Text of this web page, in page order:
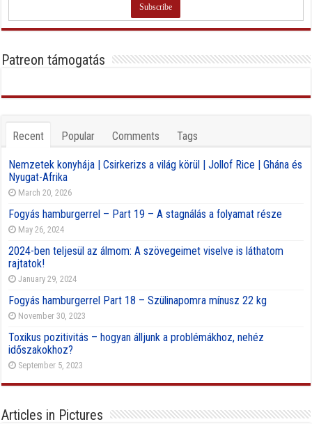
Patreon támogatás
Recent Popular Comments Tags
Nemzetek konyhája | Csirkerizs a világ körül | Jollof Rice | Ghána és
Nyugat-Afrika
March 20, 2026
Fogyás hamburgerrel – Part 19 – A stagnálás a folyamat része
May 26, 2024
2024-ben teljesül az álmom: A szövegeimet viselve is láthatom
rajtatok!
January 29, 2024
Fogyás hamburgerrel Part 18 – Szülinapomra mínusz 22 kg
November 30, 2023
Toxikus pozitivitás – hogyan álljunk a problémákhoz, nehéz
időszakokhoz?
September 5, 2023
Articles in Pictures